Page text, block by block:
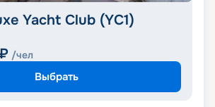
Yacht Club (YC1)
₽ /чел
Выбрать